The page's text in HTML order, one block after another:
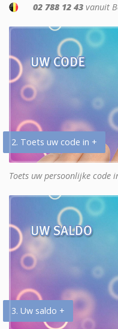
02 788 12 43 vanuit
2. Toets uw code in +
Toets uw persoonlijke code
3. Uw saldo +